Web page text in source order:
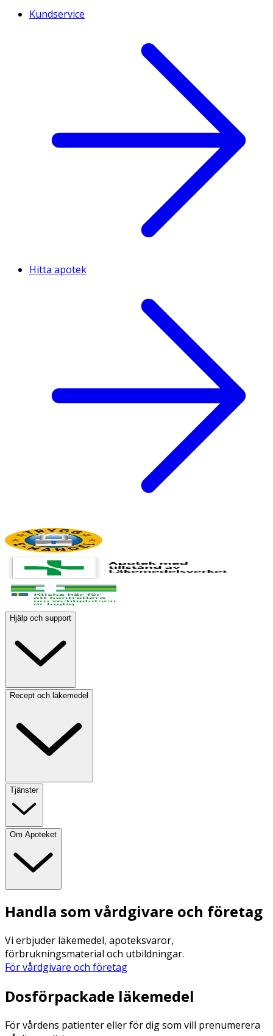
Kundservice
Hitta apotek
Hjälp och support
Recept och läkemedel
Tjänster
Om Apoteket
Handla som vårdgivare och företag
Vi erbjuder läkemedel, apoteksvaror,
förbrukningsmaterial och utbildningar.
För vårdgivare och företag
Dosförpackade läkemedel
För vårdens patienter eller för dig som vill prenumerera